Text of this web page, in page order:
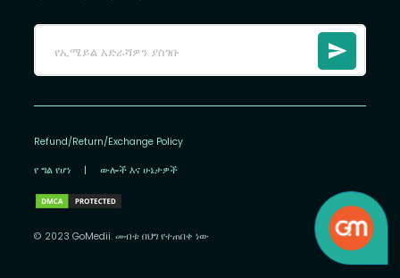
Refund/Return/Exchange Policy
የ ግል የሆነ | ውሎች እና ሁኔታዎች
© 2023 GoMedii. መብቱ በህግ የተጠበቀ ነው